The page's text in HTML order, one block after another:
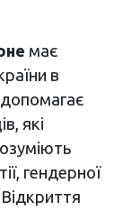
має
в
допомагає
які
гендерної
Відкриття